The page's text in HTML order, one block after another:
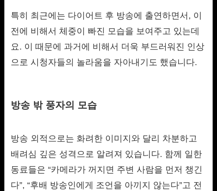
특히 최근에는 다이어트 후 방송에 출연하면서, 이
전에 비해서 체중이 빠진 모습을 보여주고 있는데
요. 이 때문에 과거에 비해서 더욱 부드러워진 인상
으로 시청자들의 놀라움을 자아내기도 했습니다.
방송 밖 풍자의 모습
방송 외적으로는 화려한 이미지와 달리 차분하고
배려심 깊은 성격으로 알려져 있습니다. 함께 일한
동료들은 “카메라가 꺼지면 주변 사람을 먼저 챙긴
다”, “후배 방송인에게 조언을 아끼지 않는다”고 전